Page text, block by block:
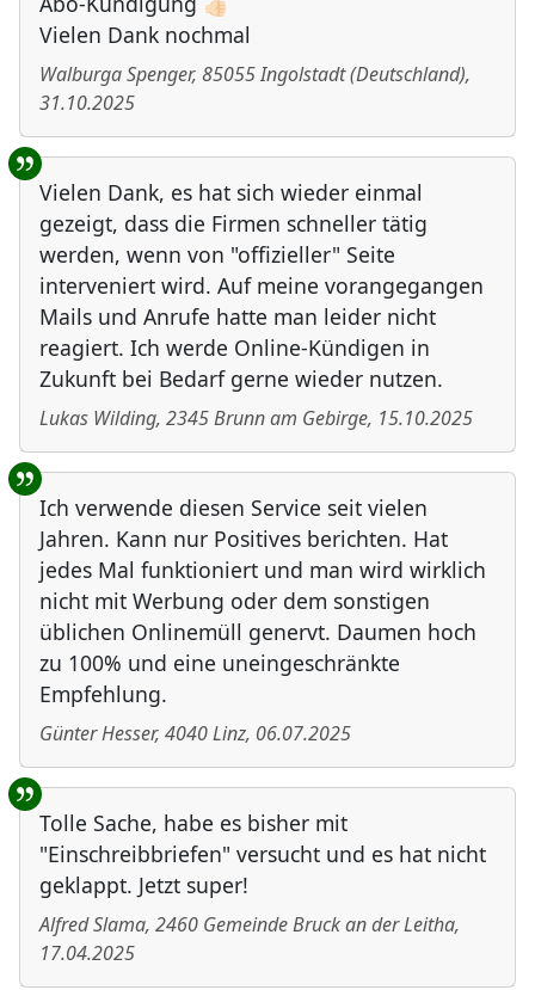
Vielen Dank nochmal
Walburga Spenger, 85055Ingolstadt(Deutschland),
31.10.2025
Vielen Dank, es hat sich wieder einmal
gezeigt, dass die Firmen schneller tätig
werden, wenn von "offizieller" Seite
interveniert wird. Auf meine vorangegangen
Mails und Anrufe hatte man leider nicht
reagiert. Ich werde Online-Kündigen in
Zukunft bei Bedarf gerne wieder nutzen.
Lukas Wilding, 2345Brunn am Gebirge, 15.10.2025
Ich verwende diesen Service seit vielen
Jahren. Kann nur Positives berichten. Hat
jedes Mal funktioniert und man wird wirklich
nicht mit Werbung oder dem sonstigen
üblichen Onlinemüll genervt. Daumen hoch
zu 100% und eine uneingeschränkte
Empfehlung.
Günter Hesser, 4040Linz, 06.07.2025
Tolle Sache, habe es bisher mit
"Einschreibbriefen" versucht und es hat nicht
geklappt. Jetzt super!
Alfred Slama, 2460 Gemeinde Bruck an der Leitha,
17.04.2025